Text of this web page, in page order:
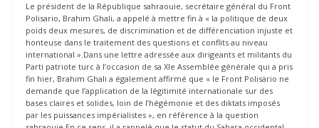
Le président de la République sahraouie, secrétaire général du Front
Polisario, Brahim Ghali, a appelé à mettre fin à « la politique de deux
poids deux mesures, de discrimination et de différenciation injuste et
honteuse dans le traitement des questions et conflits au niveau
international ».Dans une lettre adressée aux dirigeants et militants du
Parti patriote turc à l’occasion de sa XIe Assemblée générale qui a pris
fin hier, Brahim Ghali a également affirmé que « le Front Polisario ne
demande que l’application de la légitimité internationale sur des
bases claires et solides, loin de l’hégémonie et des diktats imposés
par les puissances impérialistes », en référence à la question